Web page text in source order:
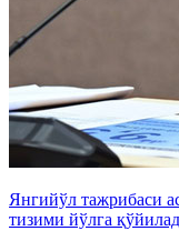
Янгийўл тажрибаси
тизими йўлга